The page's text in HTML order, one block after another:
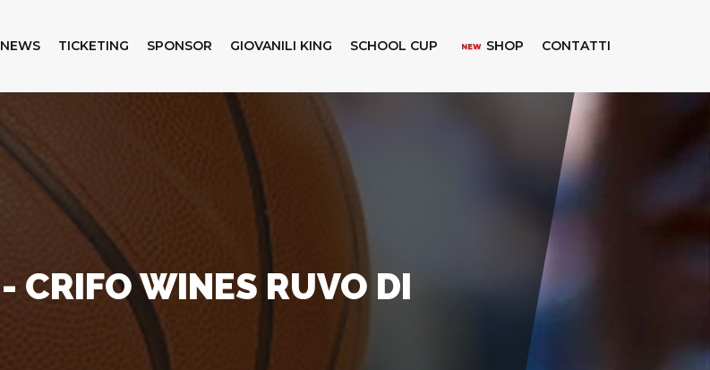
NEWS TICKETING SPONSOR GIOVANILI KING SCHOOL CUP NEW SHOP CONTATTI
- CRIFO WINES RUVO DI